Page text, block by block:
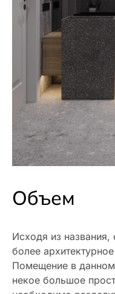
Объем
Исходя из названия,
более
Помещение в данном
некое большое